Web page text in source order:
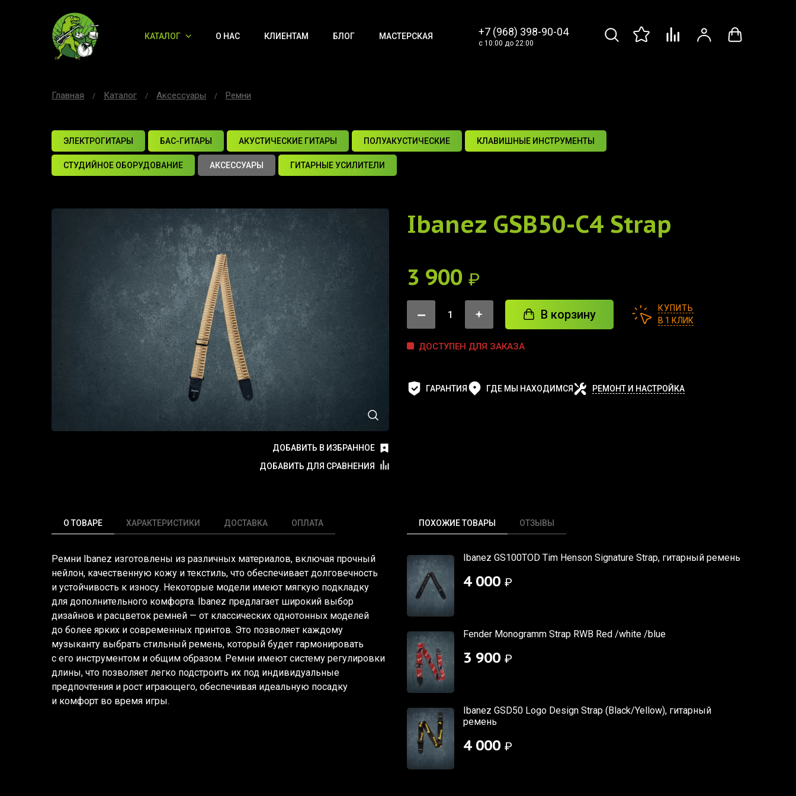
КАТАЛОГ О НАС КЛИЕНТАМ БЛОГ МАСТЕРСКАЯ +7 (968) 398-90-04
с 10:00 до 22:00
Главная Каталог Аксессуары Ремни
ЭЛЕКТРОГИТАРЫ БАС-ГИТАРЫ АКУСТИЧЕСКИЕ ГИТАРЫ ПОЛУАКУСТИЧЕСКИЕ КЛАВИШНЫЕ ИНСТРУМЕНТЫ
СТУДИЙНОЕ ОБОРУДОВАНИЕ АКСЕССУАРЫ ГИТАРНЫЕ УСИЛИТЕЛИ
ДОБАВИТЬ В ИЗБРАННОЕ
ДОБАВИТЬ ДЛЯ СРАВНЕНИЯ
Ibanez GSB50-C4 Strap
3 900 ₽
В корзину
КУПИТЬ
В 1 КЛИК
ДОСТУПЕН ДЛЯ ЗАКАЗА
ГАРАНТИЯ ГДЕ МЫ НАХОДИМСЯ РЕМОНТ И НАСТРОЙКА
О ТОВАРЕ ХАРАКТЕРИСТИКИ ДОСТАВКА ОПЛАТА
Ремни Ibanez изготовлены из различных материалов, включая прочный
нейлон, качественную кожу и текстиль, что обеспечивает долговечность
и устойчивость к износу. Некоторые модели имеют мягкую подкладку
для дополнительного комфорта. Ibanez предлагает широкий выбор
дизайнов и расцветок ремней — от классических однотонных моделей
до более ярких и современных принтов. Это позволяет каждому
музыканту выбрать стильный ремень, который будет гармонировать
с его инструментом и общим образом. Ремни имеют систему регулировки
длины, что позволяет легко подстроить их под индивидуальные
предпочтения и рост играющего, обеспечивая идеальную посадку
и комфорт во время игры.
ПОХОЖИЕ ТОВАРЫ ОТЗЫВЫ
Ibanez GS100TOD Tim Henson Signature Strap, гитарный ремень
4 000 ₽
Fender Monogramm Strap RWB Red /white /blue
3 900 ₽
Ibanez GSD50 Logo Design Strap (Black/Yellow), гитарный
ремень
4 000 ₽